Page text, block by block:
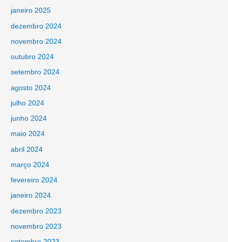
janeiro 2025
dezembro 2024
novembro 2024
outubro 2024
setembro 2024
agosto 2024
julho 2024
junho 2024
maio 2024
abril 2024
março 2024
fevereiro 2024
janeiro 2024
dezembro 2023
novembro 2023